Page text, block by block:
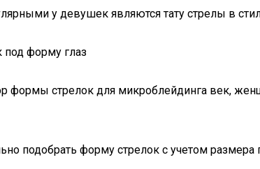
у девушек являются тату стрелы в
под форму глаз
формы стрелок для микроблейдинга век,
подобрать форму стрелок с учетом размера